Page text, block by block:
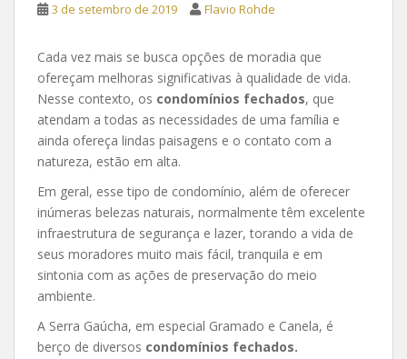
3 de setembro de 2019 Flavio Rohde
Cada vez mais se busca opções de moradia que
ofereçam melhoras significativas à qualidade de vida.
Nesse contexto, os condomínios fechados, que
atendam a todas as necessidades de uma família e
ainda ofereça lindas paisagens e o contato com a
natureza, estão em alta.
Em geral, esse tipo de condomínio, além de oferecer
inúmeras belezas naturais, normalmente têm excelente
infraestrutura de segurança e lazer, torando a vida de
seus moradores muito mais fácil, tranquila e em
sintonia com as ações de preservação do meio
ambiente.
A Serra Gaúcha, em especial Gramado e Canela, é
berço de diversos condomínios fechados.